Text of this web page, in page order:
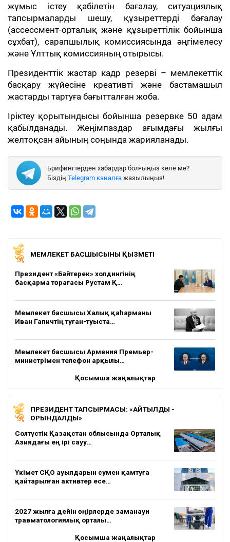
жұмыс істеу қабілетін бағалау, ситуациялық
тапсырмаларды шешу, құзыреттерді бағалау
(ассессмент-орталық және құзыреттілік бойынша
сұхбат), сарапшылық комиссиясында әңгімелесу
және Ұлттық комиссияның отырысы.
Президенттік жастар кадр резерві – мемлекеттік
басқару жүйесіне креативті және бастамашыл
жастарды тартуға бағытталған жоба.
Іріктеу қорытындысы бойынша резервке 50 адам
қабылданады. Жеңімпаздар ағымдағы жылғы
желтоқсан айының соңында жарияланады.
Брифингтерден хабардар болғыңыз келе ме?
Біздің Telegram каналға жазылыңыз!
МЕМЛЕКЕТ БАСШЫСЫНЫҢ ҚЫЗМЕТІ
Президент «Бәйтерек» холдингінің
басқарма төрағасы Рустам Қ…
Мемлекет басшысы Халық қаһарманы
Иван Гапичтің туған-туыста…
Мемлекет басшысы Армения Премьер-
министрімен телефон арқылы…
Қосымша жаңалықтар
ПРЕЗИДЕНТ ТАПСЫРМАСЫ: «АЙТЫЛДЫ -
ОРЫНДАЛДЫ»
Солтүстік Қазақстан облысында Орталық
Азиядағы ең ірі сауу…
Үкімет СҚО ауылдарын сумен қамтуға
қайтарылған активтер есе…
2027 жылға дейін өңірлерде заманауи
травматологиялық орталы…
Қосымша жаңалықтар